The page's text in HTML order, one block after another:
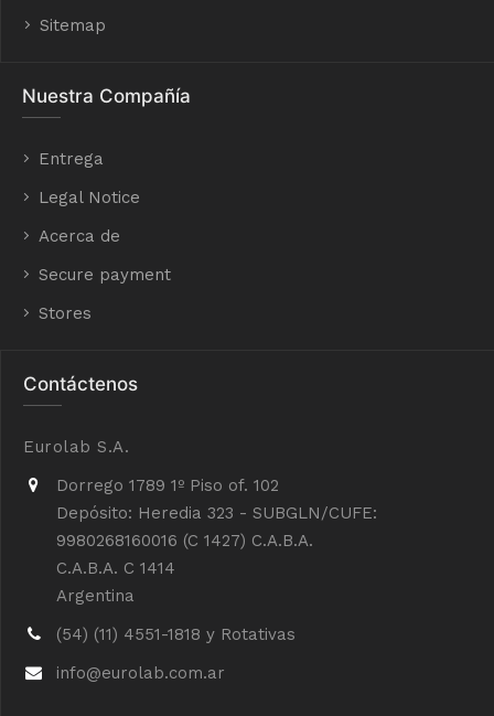
Sitemap
Nuestra Compañía
Entrega
Legal Notice
Acerca de
Secure payment
Stores
Contáctenos
Eurolab S.A.
Dorrego 1789 1º Piso of. 102
Depósito: Heredia 323 - SUBGLN/CUFE:
9980268160016 (C 1427) C.A.B.A.
C.A.B.A. C 1414
Argentina
(54) (11) 4551-1818 y Rotativas
info@eurolab.com.ar